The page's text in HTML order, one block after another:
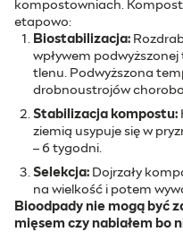
kompostowniach.
etapowo:
Biostabilizacja:
wpływem
tlenu. Podwyższona
drobnoustrojów
Stabilizacja kompostu:
ziemią usypuje się w
– 6 tygodni.
Selekcja: Dojrzały
na wielkość i potem
Bioodpady nie mogą być
mięsem czy nabiałem bo